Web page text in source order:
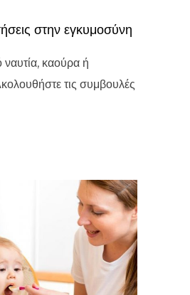
στην εγκυμοσύνη
καούρα ή
τις συμβουλές